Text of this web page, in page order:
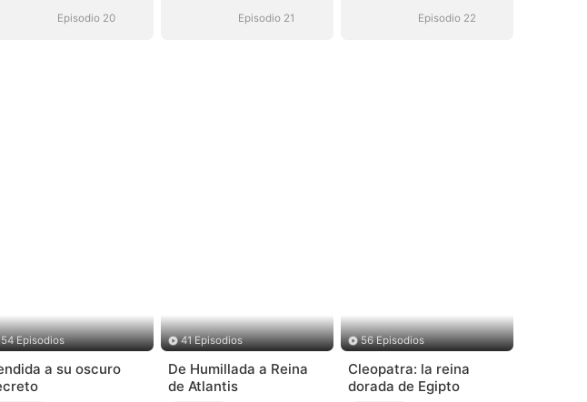
(Doblado)
Episodio 20
(Doblado)
Episodio 21
(Doblado)
Episodio 22
54 Episodios
a su oscuro
41 Episodios
De Humillada a Reina
de Atlantis
56 Episodios
Cleopatra: la reina
dorada de Egipto